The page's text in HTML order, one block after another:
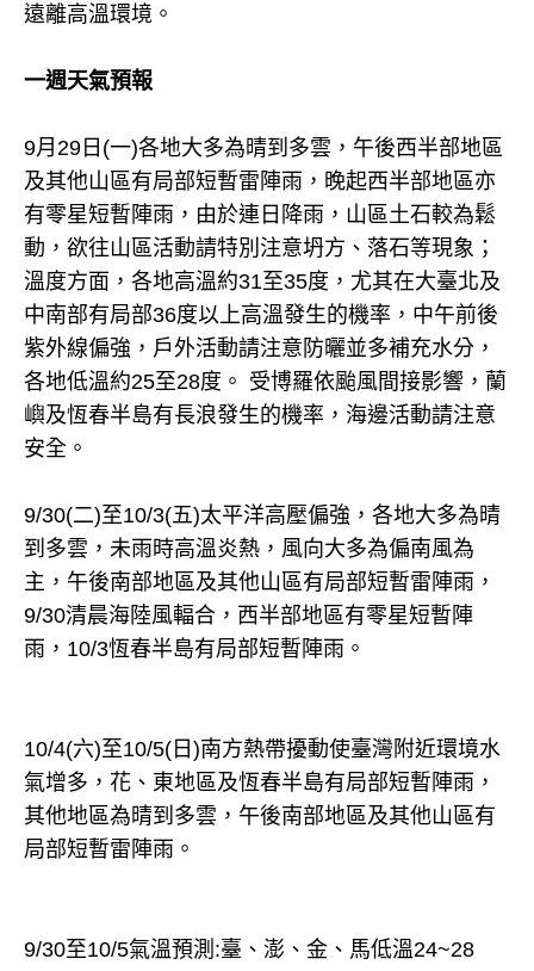
遠離高溫環境。
一週天氣預報
9月29日(一)各地大多為晴到多雲，午後西半部地區
及其他山區有局部短暫雷陣雨，晚起西半部地區亦
有零星短暫陣雨，由於連日降雨，山區土石較為鬆
動，欲往山區活動請特別注意坍方、落石等現象；
溫度方面，各地高溫約31至35度，尤其在大臺北及
中南部有局部36度以上高溫發生的機率，中午前後
紫外線偏強，戶外活動請注意防曬並多補充水分，
各地低溫約25至28度。 受博羅依颱風間接影響，蘭
嶼及恆春半島有長浪發生的機率，海邊活動請注意
安全。
9/30(二)至10/3(五)太平洋高壓偏強，各地大多為晴
到多雲，未雨時高溫炎熱，風向大多為偏南風為
主，午後南部地區及其他山區有局部短暫雷陣雨，
9/30清晨海陸風輻合，西半部地區有零星短暫陣
雨，10/3恆春半島有局部短暫陣雨。
10/4(六)至10/5(日)南方熱帶擾動使臺灣附近環境水
氣增多，花、東地區及恆春半島有局部短暫陣雨，
其他地區為晴到多雲，午後南部地區及其他山區有
局部短暫雷陣雨。
9/30至10/5氣溫預測:臺、澎、金、馬低溫24~28